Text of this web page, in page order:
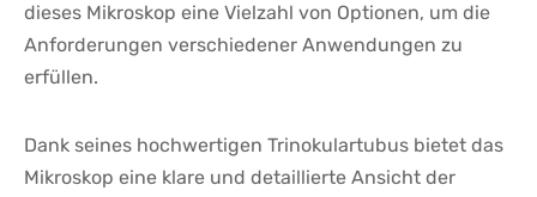
dieses⁢ Mikroskop eine Vielzahl von‍ Optionen, um die
Anforderungen verschiedener Anwendungen zu
erfüllen.
Dank‌ seines hochwertigen Trinokulartubus bietet das
Mikroskop eine klare und ​detaillierte Ansicht der